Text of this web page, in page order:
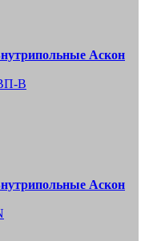
Аскон
В
Аскон